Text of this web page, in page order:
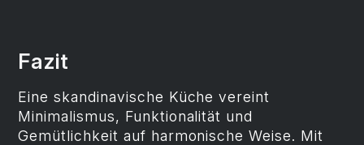
Fazit
Eine skandinavische Küche vereint
Minimalismus, Funktionalität und
Gemütlichkeit auf harmonische Weise. Mit